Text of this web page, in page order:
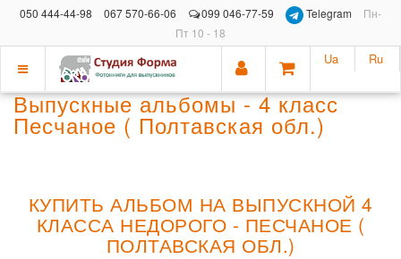
050 444-44-98 067 570-66-06 099 046-77-59 Telegram
Пн-
Пт 10 - 18
Показать
меню
Ua Ru
Выпускные альбомы - 4 класс
Песчаное ( Полтавская обл.)
КУПИТЬ АЛЬБОМ НА ВЫПУСКНОЙ 4
КЛАССА НЕДОРОГО - ПЕСЧАНОЕ (
ПОЛТАВСКАЯ ОБЛ.)